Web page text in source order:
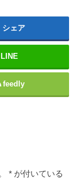
シェア
LINE
feedly
* が付いている